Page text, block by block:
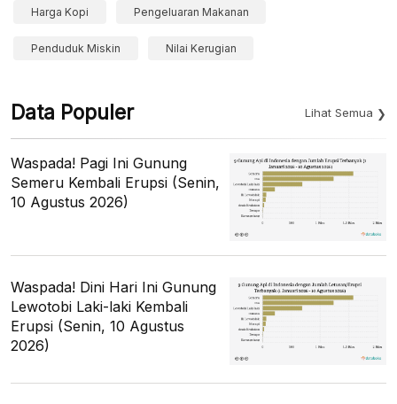
Harga Kopi Pengeluaran Makanan
Penduduk Miskin Nilai Kerugian
Data Populer Lihat Semua
Waspada! Pagi Ini Gunung
Semeru Kembali Erupsi (Senin,
10 Agustus 2026)
Waspada! Dini Hari Ini Gunung
Lewotobi Laki-laki Kembali
Erupsi (Senin, 10 Agustus
2026)